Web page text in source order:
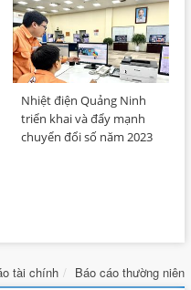
Nhiệt điện Quảng Ninh
triển khai và đẩy mạnh
chuyển đổi số năm 2023
tài chính Báo cáo thường niên